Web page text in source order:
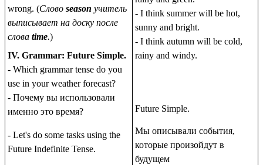
wrong. (Слово season учитель
выписывает нa доску после
слова time.)
IV. Grammar: Future Simple.
- Which grammar tense do you
use in your weather forecast?
- Почему вы использовали
именно это время?
- Let's do some tasks using the
Future Indefinite Tense.
- I think summer will be hot,
sunny and bright.
- I think autumn will be cold,
rainy and windy.
Future Simple.
Мы описывали события,
которые произойдут в
будущем